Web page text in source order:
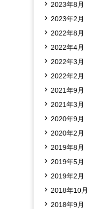
2023年8月
2023年2月
2022年8月
2022年4月
2022年3月
2022年2月
2021年9月
2021年3月
2020年9月
2020年2月
2019年8月
2019年5月
2019年2月
2018年10月
2018年9月